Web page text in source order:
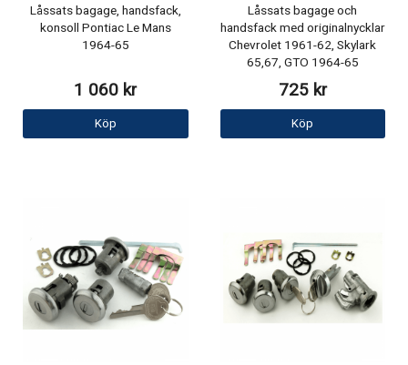
Låssats bagage, handsfack,
konsoll Pontiac Le Mans
1964-65
1 060 kr
Köp
Låssats bagage och
handsfack med originalnycklar
Chevrolet 1961-62, Skylark
65,67, GTO 1964-65
725 kr
Köp